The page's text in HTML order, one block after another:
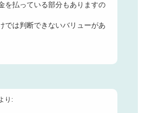
を払っている部分もありますの
では判断できないバリューがあ
り: